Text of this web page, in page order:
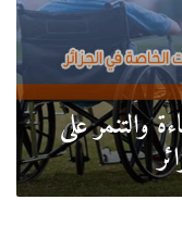
والتنمر على